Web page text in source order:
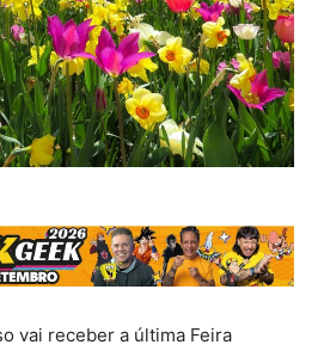
vai receber a última Feira